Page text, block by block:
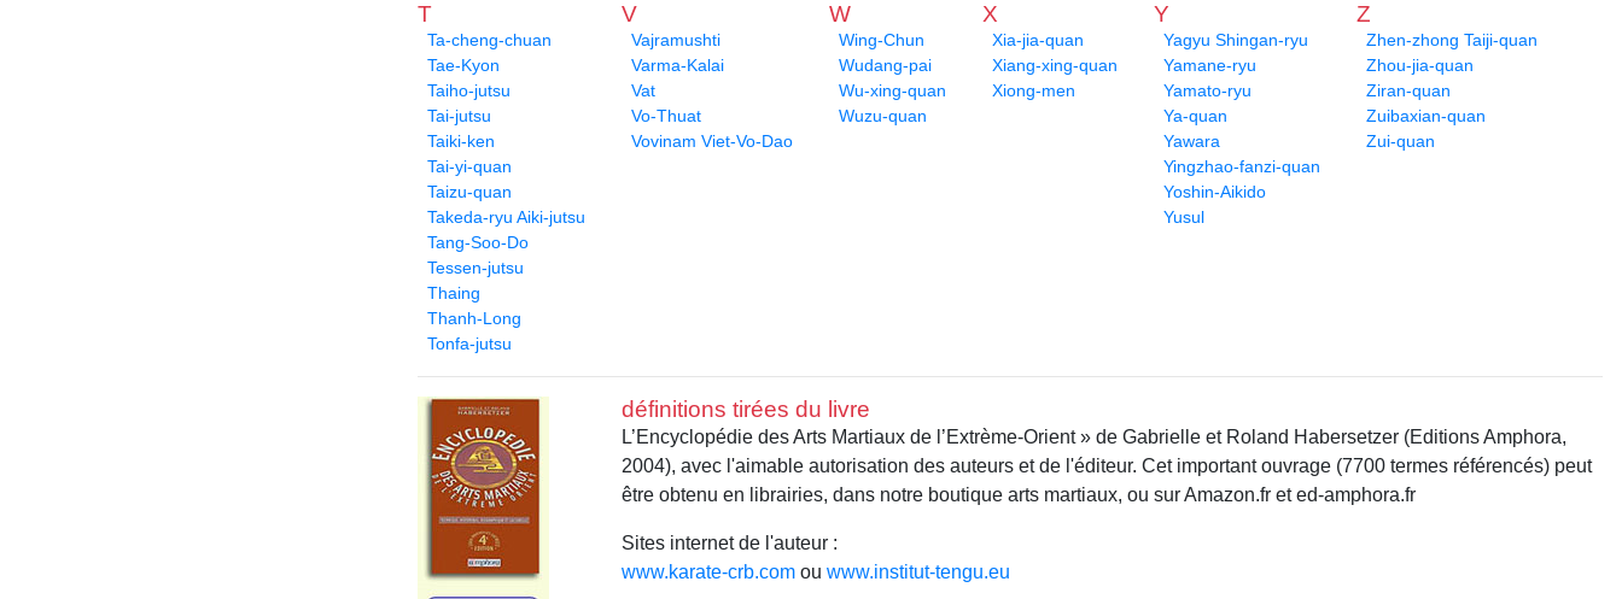
T
Ta-cheng-chuan
Tae-Kyon
Taiho-jutsu
Tai-jutsu
Taiki-ken
Tai-yi-quan
Taizu-quan
Takeda-ryu Aiki-jutsu
Tang-Soo-Do
Tessen-jutsu
Thaing
Thanh-Long
Tonfa-jutsu
V
Vajramushti
Varma-Kalai
Vat
Vo-Thuat
Vovinam Viet-Vo-Dao
W
Wing-Chun
Wudang-pai
Wu-xing-quan
Wuzu-quan
X
Xia-jia-quan
Xiang-xing-quan
Xiong-men
Y
Yagyu Shingan-ryu
Yamane-ryu
Yamato-ryu
Ya-quan
Yawara
Yingzhao-fanzi-quan
Yoshin-Aikido
Yusul
Z
Zhen-zhong Taiji-quan
Zhou-jia-quan
Ziran-quan
Zuibaxian-quan
Zui-quan
définitions tirées du livre
L’Encyclopédie des Arts Martiaux de l’Extrème-Orient » de Gabrielle et Roland Habersetzer (Editions Amphora,
2004), avec l'aimable autorisation des auteurs et de l'éditeur. Cet important ouvrage (7700 termes référencés) peut
être obtenu en librairies, dans notre boutique arts martiaux, ou sur Amazon.fr et ed-amphora.fr
Sites internet de l'auteur :
www.karate-crb.comou www.institut-tengu.eu